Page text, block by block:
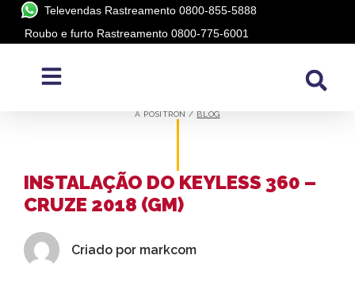
Televendas Rastreamento 0800-855-5888
Roubo e furto Rastreamento 0800-775-6001
A PÓSITRON / BLOG
INSTALAÇÃO DO KEYLESS 360 –
CRUZE 2018 (GM)
Criado por markcom